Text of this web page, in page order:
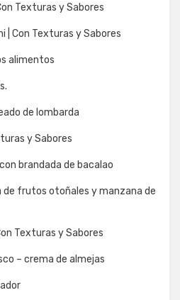
Texturas y Sabores
| Con Texturas y Sabores
alimentos
de lombarda
y Sabores
brandada de bacalao
de frutos otoñales y manzana de
Texturas y Sabores
– crema de almejas